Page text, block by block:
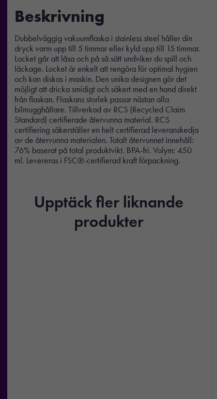
Beskrivning
Dubbelväggig vakuumflaska i stainless steel håller din
dryck varm upp till 5 timmar eller kyld upp till 15 timmar.
Locket går att låsa och på så sätt undviker du spill och
läckage. Locket är enkelt att rengöra för optimal hygien
och kan diskas i maskin. Den unika designen gör det
möjligt att dricka smidigt och säkert med en hand direkt
från flaskan. Flaskans storlek passar nästan alla
bilmugghållare. Tillverkad av RCS (Recycled Claim
Standard) certifierade återvunna material. RCS
certifiering säkerställer en helt certifierad leveranskedja
av de återvunna materialen. Totalt återvunnet innehåll:
76% baserat på total produktvikt. BPA-fri. Volym: 450
ml. Levereras i FSC®-certifierad kraft förpackning.
Upptäck fler liknande
produkter